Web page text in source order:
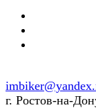
г. Ростов-на-